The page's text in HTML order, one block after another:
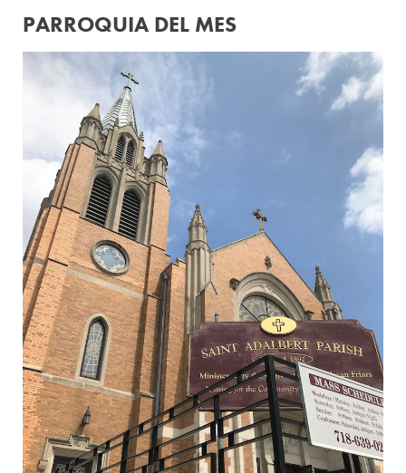
PARROQUIA DEL MES